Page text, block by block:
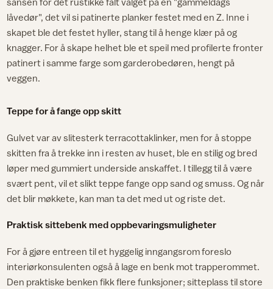
låvedør", det vil si patinerte planker festet med en Z. Inne i
skapet ble det festet hyller, stang til å henge klær på og
knagger. For å skape helhet ble et speil med profilerte fronter
patinert i samme farge som garderobedøren, hengt på
veggen.
Teppe for å fange opp skitt
Gulvet var av slitesterk terracottaklinker, men for å stoppe
skitten fra å trekke inn i resten av huset, ble en stilig og bred
løper med gummiert underside anskaffet. I tillegg til å være
svært pent, vil et slikt teppe fange opp sand og smuss. Og når
det blir møkkete, kan man ta det med ut og riste det.
Praktisk sittebenk med oppbevaringsmuligheter
For å gjøre entreen til et hyggelig inngangsrom foreslo
interiørkonsulenten også å lage en benk mot trapperommet.
Den praktiske benken fikk flere funksjoner; sitteplass til store